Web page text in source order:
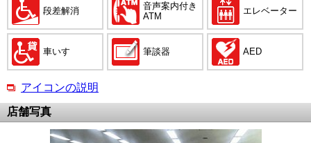
段差解消
音声案内付き
ATM
エレベーター
車いす 筆談器 AED
アイコンの説明
店舗写真